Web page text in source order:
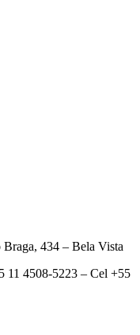
434 – Bela Vista
11 4508-5223 – Cel +55